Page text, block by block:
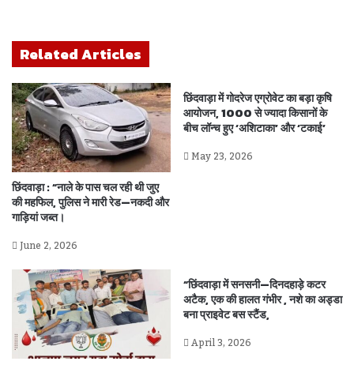
Related Articles
छिंदवाड़ा : “नाले के पास चल रही थी जुए
की महफिल, पुलिस ने मारी रेड—नकदी और
गाड़ियां जब्त।
June 2, 2026
छिंदवाड़ा में गोदरेज एग्रोवेट का बड़ा कृषि
आयोजन, 1000 से ज्यादा किसानों के
बीच लॉन्च हुए ‘अशिटाका’ और ‘टकाई’
May 23, 2026
“छिंदवाड़ा में सनसनी—दिनदहाड़े कटर
अटैक, एक की हालत गंभीर , नशे का अड्डा
बना प्राइवेट बस स्टैंड,
April 3, 2026